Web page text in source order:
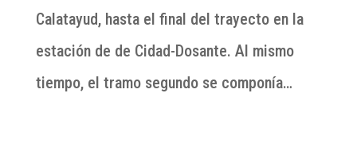
Calatayud, hasta el final del trayecto en la
estación de de Cidad-Dosante. Al mismo
tiempo, el tramo segundo se componía…